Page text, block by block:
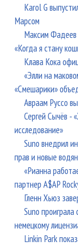
Karol G
Марсом
Максим Фадеев
«Когда я стану
Клава Кока
«Элли на
«Смешарики»
Авраам Руссо
Сергей Сычёв -
исследование»
Suno внедрил
прав и новые
«Рианна
партнер A$AP
Гленн Хьюз
Suno
немецкому
Linkin Park